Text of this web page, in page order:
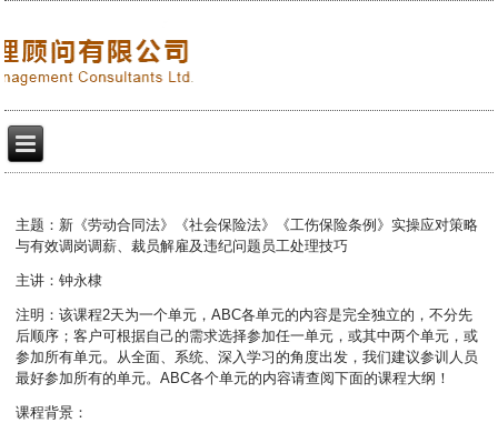
主题：新《劳动合同法》《社会保险法》《工伤保险条例》实操应对策略
与有效调岗调薪、裁员解雇及违纪问题员工处理技巧
主讲：钟永棣
注明：该课程2天为一个单元，ABC各单元的内容是完全独立的，不分先
后顺序；客户可根据自己的需求选择参加任一单元，或其中两个单元，或
参加所有单元。从全面、系统、深入学习的角度出发，我们建议参训人员
最好参加所有的单元。ABC各个单元的内容请查阅下面的课程大纲！
课程背景：